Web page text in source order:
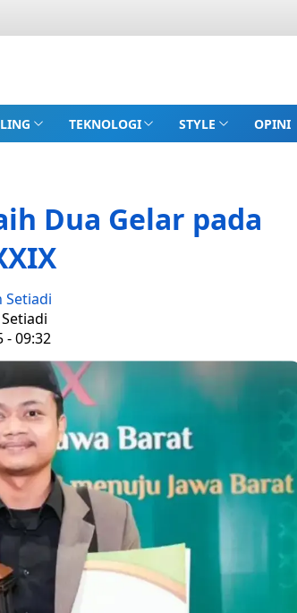
TEKNOLOGI STYLE OPINI
Dua Gelar pada
Setiadi
- 09:32